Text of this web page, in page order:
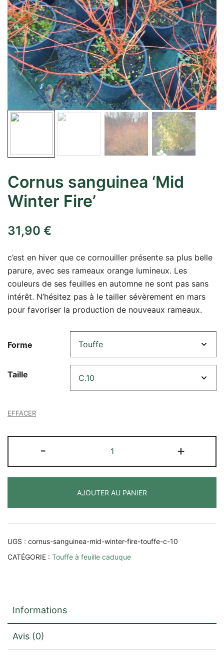
Cornus sanguinea ‘Mid
Winter Fire’
31,90 €
c’est en hiver que ce cornouiller présente sa plus belle
parure, avec ses rameaux orange lumineux. Les
couleurs de ses feuilles en automne ne sont pas sans
intérêt. N’hésitez pas à le tailler sévèrement en mars
pour favoriser la production de nouveaux rameaux.
Forme
Taille
EFFACER
-
de
Cornus
'Mid
Winter
Fire'
+
AJOUTER AU PANIER
UGS : cornus-sanguinea-mid-winter-fire-touffe-c-10
CATÉGORIE : Touffe à feuille caduque
Informations
Avis (0)